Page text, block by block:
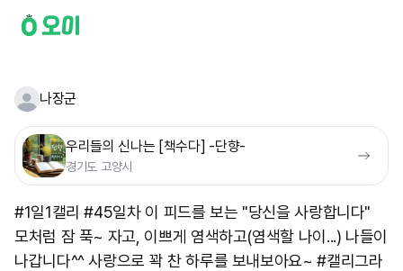
나장군
우리들의 신나는 [책수다] -단향-
경기도 고양시
#1일1캘리 #45일차 이 피드를 보는 "당신을 사랑합니다"
모처럼 잠 푹~ 자고, 이쁘게 염색하고(염색할 나이...) 나들이
나갑니다^^ 사랑으로 꽉 찬 하루를 보내보아요~ #캘리그라